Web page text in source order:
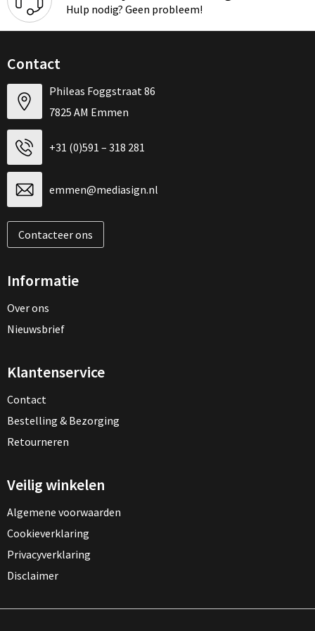
Kinderen, Peuters en Baby's
Spellen voor binnen en buiten
Anti-stress
Schoudertassen
Katoenen draagtassen
Schoenentassen
Koffers en Trolleys
Laptop hoezen en tassen
Accessoires voor tassen
Goodiebags
Hulp nodig? Geen probleem!
Contact
Phileas Foggstraat 86
7825 AM Emmen
+31 (0)591 – 318 281
emmen@mediasign.nl
Contacteer ons
Informatie
Over ons
Nieuwsbrief
Klantenservice
Contact
Bestelling & Bezorging
Retourneren
Veilig winkelen
Algemene voorwaarden
Cookieverklaring
Privacyverklaring
Disclaimer